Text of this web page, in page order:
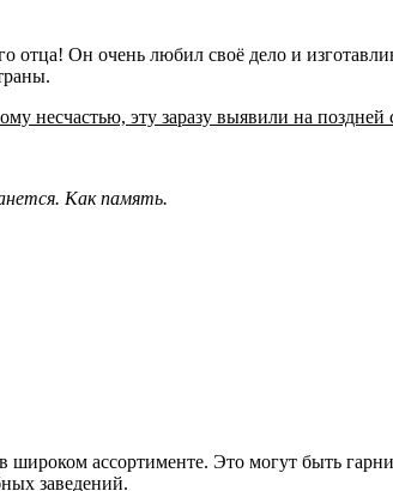
отца! Он очень любил своё дело и
несчастью, эту заразу выявили на поздней
Как память.
ассортименте. Это могут быть
заведений.